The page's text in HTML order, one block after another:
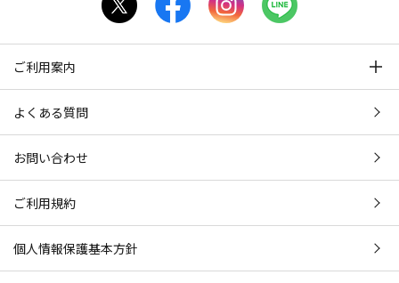
ご利用案内
よくある質問
お問い合わせ
ご利用規約
個人情報保護基本方針